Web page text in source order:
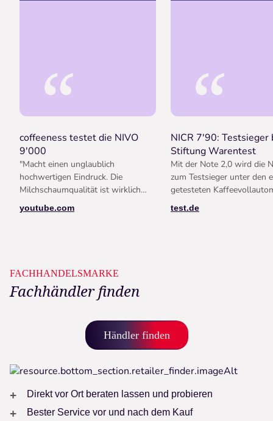
“
coffeeness testet die NIVO
9'000
"Macht einen unglaublich
hochwertigen Eindruck. Die
Milchschaumqualität ist wirklich
gut, die Lautstärke ist niedrig, das
Design ist top."
youtube.com
“
NICR 7'90: Testsieger
Stiftung Warentest
Mit der Note 2,0 wird die
zum Testsieger unter den
getesteten
(Heft 12/25)
test.de
FACHHANDELSMARKE
Fachhändler finden
Händler finden
Direkt vor Ort beraten lassen und probieren
Bester Service vor und nach dem Kauf